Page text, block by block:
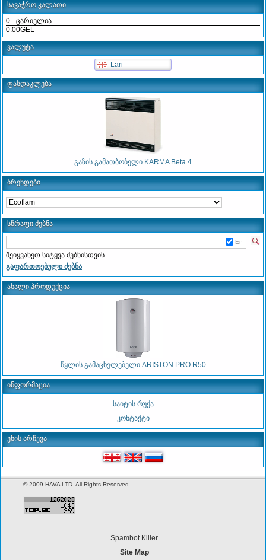
სავაჭრო კალათი
0 - ცარიელია
0.00GEL
ვალუტა
Lari
ფასდაკლება
გაზის გამათბობელი KARMA Beta 4
ბრენდები
სწრაფი ძებნა
En
შეიყვანეთ სიტყვა ძებნისთვის.
გაფართოებული ძებნა
ახალი პროდუქცია
წყლის გამაცხელებელი ARISTON PRO R50
ინფორმაცია
საიტის რუქა
კონტაქტი
ენის არჩევა
© 2009 HAVA LTD. All Rights Reserved.
Spambot Killer
Site Map